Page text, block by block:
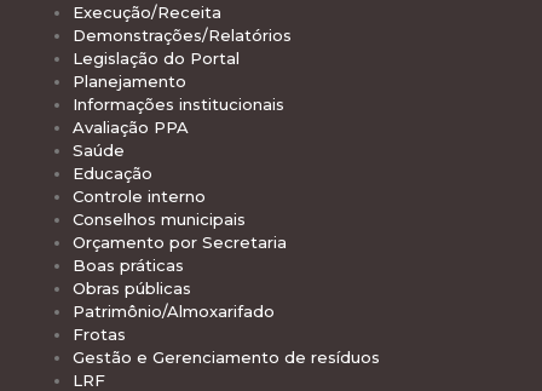
Execução/Receita
Demonstrações/Relatórios
Legislação do Portal
Planejamento
Informações institucionais
Avaliação PPA
Saúde
Educação
Controle interno
Conselhos municipais
Orçamento por Secretaria
Boas práticas
Obras públicas
Patrimônio/Almoxarifado
Frotas
Gestão e Gerenciamento de resíduos
LRF